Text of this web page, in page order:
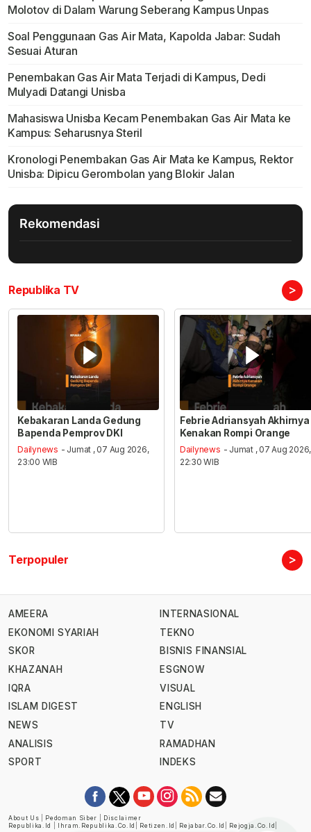
Molotov di Dalam Warung Seberang Kampus Unpas
Soal Penggunaan Gas Air Mata, Kapolda Jabar: Sudah
Sesuai Aturan
Penembakan Gas Air Mata Terjadi di Kampus, Dedi
Mulyadi Datangi Unisba
Mahasiswa Unisba Kecam Penembakan Gas Air Mata ke
Kampus: Seharusnya Steril
Kronologi Penembakan Gas Air Mata ke Kampus, Rektor
Unisba: Dipicu Gerombolan yang Blokir Jalan
Rekomendasi
Republika TV >
Kebakaran Landa Gedung
Bapenda Pemprov DKI
Dailynews - Jumat , 07 Aug 2026,
23:00 WIB
Febrie Adriansyah Akhirnya
Kenakan Rompi Orange
Dailynews - Jumat , 07 Aug 2026,
22:30 WIB
Terpopuler >
AMEERA
EKONOMI SYARIAH
SKOR
KHAZANAH
IQRA
ISLAM DIGEST
NEWS
ANALISIS
SPORT
INTERNASIONAL
TEKNO
BISNIS FINANSIAL
ESGNOW
VISUAL
ENGLISH
TV
RAMADHAN
INDEKS
About Us Pedoman Siber
Disclaimer
Republika.id
Ihram.republika.co.id Retizen.id Rejabar.co.id Rejogja.co.id